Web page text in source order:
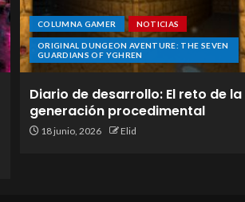
COLUMNA GAMER NOTICIAS
ORIGINAL DUNGEON AVENTURE: THE SEVEN
GUARDIANS OF YGHREN
Diario de desarrollo: El reto de la
generación procedimental
18 junio, 2026 Elid